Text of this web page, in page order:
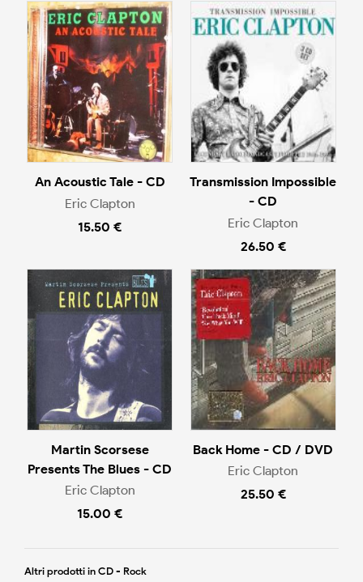
An Acoustic Tale - CD
Eric Clapton
15.50 €
Transmission Impossible
- CD
Eric Clapton
26.50 €
Martin Scorsese
Presents The Blues - CD
Eric Clapton
15.00 €
Back Home - CD / DVD
Eric Clapton
25.50 €
Altri prodotti in CD - Rock